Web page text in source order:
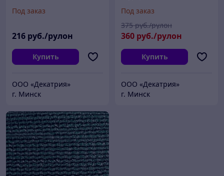
Под заказ
216 руб./рулон
Купить
ООО «Декатрия»
г. Минск
Под заказ
360 руб./рулон
375 руб./рулон
Купить
ООО «Декатрия»
г. Минск